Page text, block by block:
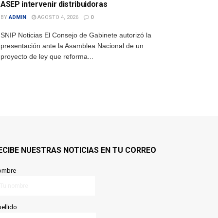
ASEP intervenir distribuidoras
BY ADMIN AGOSTO 4, 2026 0
SNIP Noticias El Consejo de Gabinete autorizó la
presentación ante la Asamblea Nacional de un
proyecto de ley que reforma...
NUESTRAS NOTICIAS EN TU CORREO